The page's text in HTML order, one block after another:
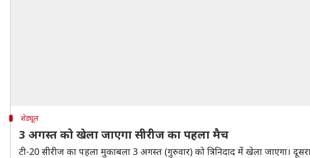
शेड्यूल
3 अगस्त को खेला जाएगा सीरीज का पहला मैच
टी-20 सीरीज का पहला मुकाबला 3 अगस्त (गुरुवार) को त्रिनिदाद में खेला जाएगा।